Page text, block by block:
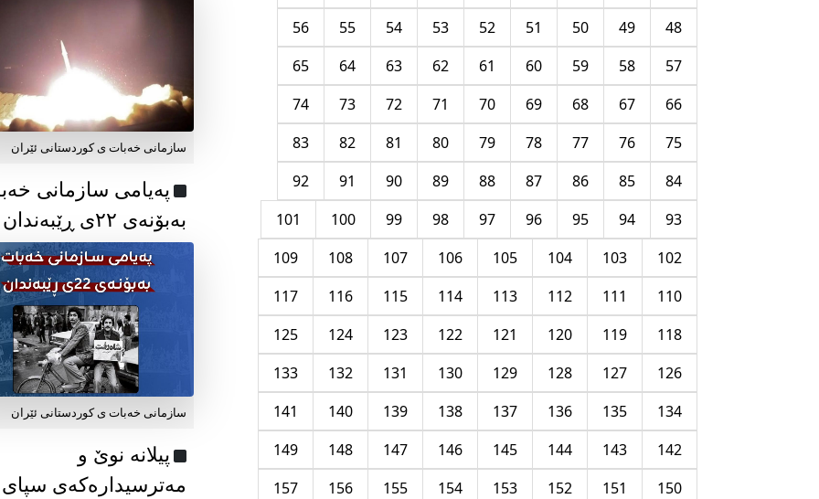
48
49
50
51
52
53
54
55
56
57
58
59
60
61
62
63
64
65
66
67
68
69
70
71
72
73
74
75
76
77
78
79
80
81
82
83
84
85
86
87
88
89
90
91
92
93
94
95
96
97
98
99
100
101
102
103
104
105
106
107
108
109
110
111
112
113
114
115
116
117
118
119
120
121
122
123
124
125
126
127
128
129
130
131
132
133
134
135
136
137
138
139
140
141
142
143
144
145
146
147
148
149
150
151
152
153
154
155
156
157
سازمانی خەبات ی کوردستانی ئێران
پەیامی سازمانی
بەبۆنەی ۲۲ی ڕێبەندان
سازمانی خەبات ی كوردستانی ئێران
پیلانە نوێ و
مەترسیدارەکەی سپای